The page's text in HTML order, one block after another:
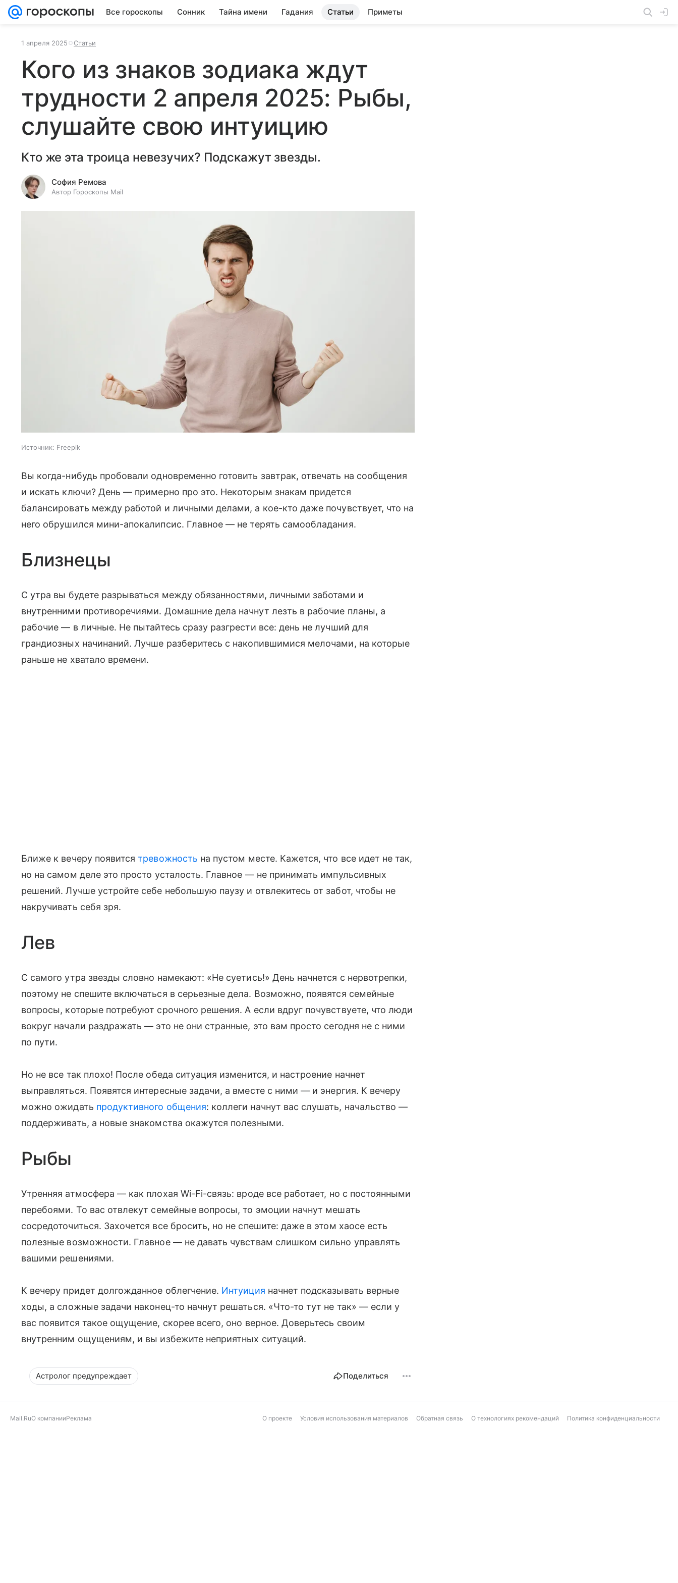
Все гороскопы Сонник Тайна имени Гадания Статьи Приметы
1 апреля 2025 Статьи
Кого из знаков зодиака ждут
трудности 2 апреля 2025: Рыбы,
слушайте свою интуицию
Кто же эта троица невезучих? Подскажут звезды.
София Ремова
Автор Гороскопы Mail
Источник: Freepik
Вы когда-нибудь пробовали одновременно готовить завтрак, отвечать на сообщения
и искать ключи? День — примерно про это. Некоторым знакам придется
балансировать между работой и личными делами, а кое-кто даже почувствует, что на
него обрушился мини-апокалипсис. Главное — не терять самообладания.
Близнецы
С утра вы будете разрываться между обязанностями, личными заботами и
внутренними противоречиями. Домашние дела начнут лезть в рабочие планы, а
рабочие — в личные. Не пытайтесь сразу разгрести все: день не лучший для
грандиозных начинаний. Лучше разберитесь с накопившимися мелочами, на которые
раньше не хватало времени.
Ближе к вечеру появитсятревожность на пустом месте. Кажется, что все идет не так,
но на самом деле это просто усталость. Главное — не принимать импульсивных
решений. Лучше устройте себе небольшую паузу и отвлекитесь от забот, чтобы не
накручивать себя зря.
Лев
С самого утра звезды словно намекают: «Не суетись!» День начнется с нервотрепки,
поэтому не спешите включаться в серьезные дела. Возможно, появятся семейные
вопросы, которые потребуют срочного решения. А если вдруг почувствуете, что люди
вокруг начали раздражать — это не они странные, это вам просто сегодня не с ними
по пути.
Но не все так плохо! После обеда ситуация изменится, и настроение начнет
выправляться. Появятся интересные задачи, а вместе с ними — и энергия. К вечеру
можно ожидать продуктивного общения: коллеги начнут вас слушать, начальство —
поддерживать, а новые знакомства окажутся полезными.
Рыбы
Утренняя атмосфера — как плохая Wi-Fi-связь: вроде все работает, но с постоянными
перебоями. То вас отвлекут семейные вопросы, то эмоции начнут мешать
сосредоточиться. Захочется все бросить, но не спешите: даже в этом хаосе есть
полезные возможности. Главное — не давать чувствам слишком сильно управлять
вашими решениями.
К вечеру придет долгожданное облегчение. Интуиция начнет подсказывать верные
ходы, а сложные задачи наконец-то начнут решаться. «Что-то тут не так» — если у
вас появится такое ощущение, скорее всего, оно верное. Доверьтесь своим
внутренним ощущениям, и вы избежите неприятных ситуаций.
Астролог предупреждает Поделиться
Mail.RuО компанииРеклама О проекте Условия использования материалов Обратная связь О технологиях рекомендаций Политика конфиденциальности